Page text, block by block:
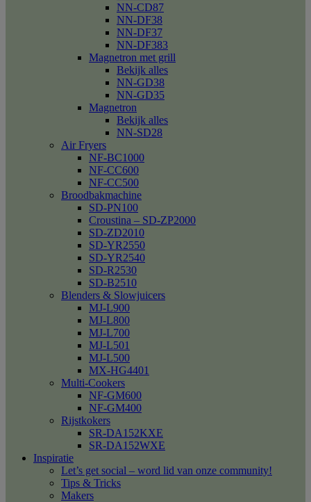
NN-CD87
NN-DF38
NN-DF37
NN-DF383
Magnetron met grill
Bekijk alles
NN-GD38
NN-GD35
Magnetron
Bekijk alles
NN-SD28
Air Fryers
NF-BC1000
NF-CC600
NF-CC500
Broodbakmachine
SD-PN100
Croustina – SD-ZP2000
SD-ZD2010
SD-YR2550
SD-YR2540
SD-R2530
SD-B2510
Blenders & Slowjuicers
MJ-L900
MJ-L800
MJ-L700
MJ-L501
MJ-L500
MX-HG4401
Multi-Cookers
NF-GM600
NF-GM400
Rijstkokers
SR-DA152KXE
SR-DA152WXE
Inspiratie
Let’s get social – word lid van onze community!
Tips & Tricks
Makers